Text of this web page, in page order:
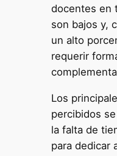
docentes en
son bajos y,
un alto
requerir
Los
percibidos
la falta de
para dedicar